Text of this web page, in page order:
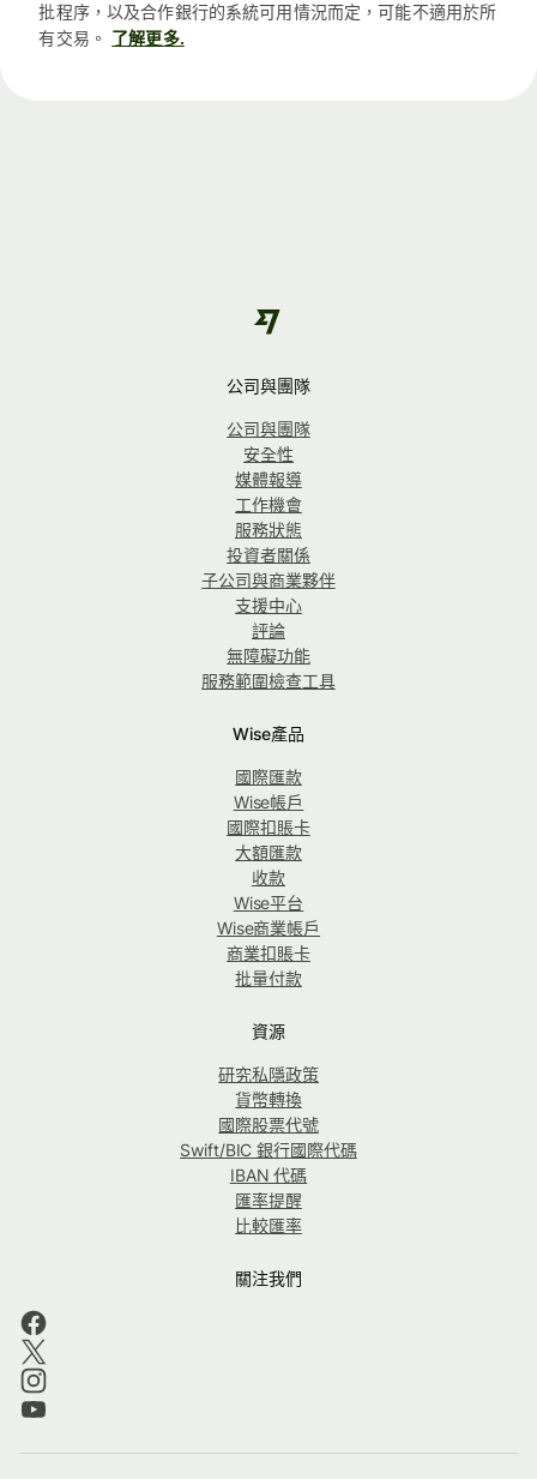
批程序，以及合作銀行的系統可用情況而定，可能不適用於所
有交易。 了解更多.
公司與團隊
公司與團隊
安全性
媒體報導
工作機會
服務狀態
投資者關係
子公司與商業夥伴
支援中心
評論
無障礙功能
服務範圍檢查工具
Wise產品
國際匯款
Wise帳戶
國際扣賬卡
大額匯款
收款
Wise平台
Wise商業帳戶
商業扣賬卡
批量付款
資源
研究私隱政策
貨幣轉換
國際股票代號
Swift/BIC 銀行國際代碼
IBAN 代碼
匯率提醒
比較匯率
關注我們